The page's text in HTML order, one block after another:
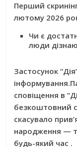
Перший
лютому 2026
Чи є
люди
Застосунок
сповіщення в
безкоштовний
скасувало
народження —
будь-який час .